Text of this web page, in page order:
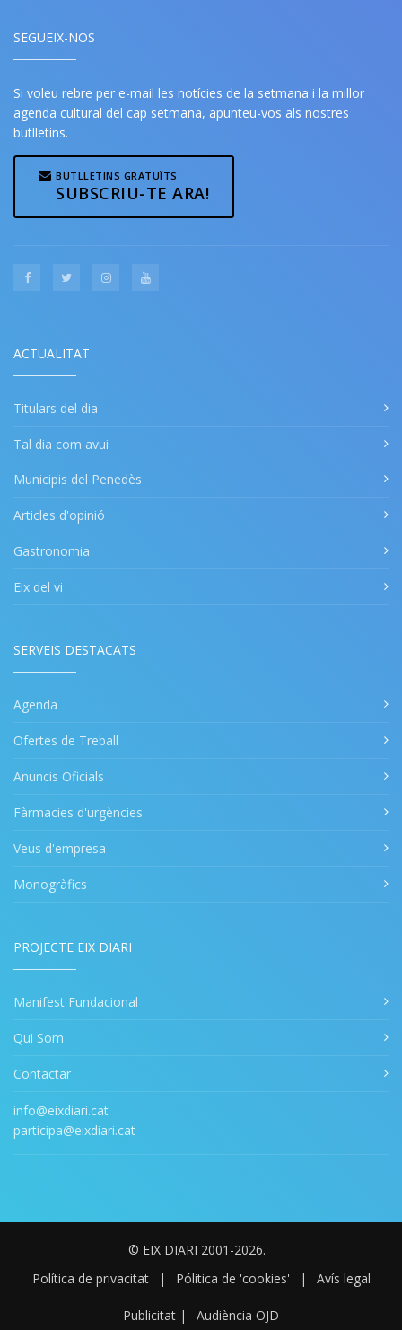
SEGUEIX-NOS
Si voleu rebre per e-mail les notícies de la setmana i la millor
agenda cultural del cap setmana, apunteu-vos als nostres
butlletins.
BUTLLETINS GRATUÏTS
SUBSCRIU-TE ARA!
ACTUALITAT
Titulars del dia
Tal dia com avui
Municipis del Penedès
Articles d'opinió
Gastronomia
Eix del vi
SERVEIS DESTACATS
Agenda
Ofertes de Treball
Anuncis Oficials
Fàrmacies d'urgències
Veus d'empresa
Monogràfics
PROJECTE EIX DIARI
Manifest Fundacional
Qui Som
Contactar
info@eixdiari.cat
participa@eixdiari.cat
© EIX DIARI 2001-2026.
Política de privacitat
| Pólitica de 'cookies' | Avís legal
Publicitat | Audiència OJD